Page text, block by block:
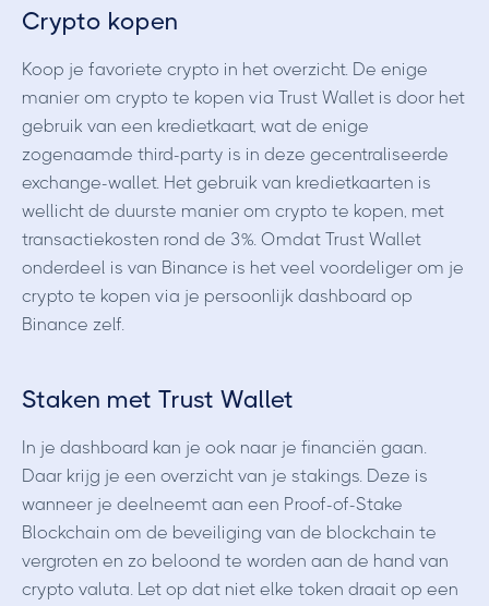
Crypto kopen
Koop je favoriete crypto in het overzicht. De enige
manier om crypto te kopen via Trust Wallet is door het
gebruik van een kredietkaart, wat de enige
zogenaamde third-party is in deze gecentraliseerde
exchange-wallet. Het gebruik van kredietkaarten is
wellicht de duurste manier om crypto te kopen, met
transactiekosten rond de 3%. Omdat Trust Wallet
onderdeel is van Binance is het veel voordeliger om je
crypto te kopen via je persoonlijk dashboard op
Binance zelf.
Staken met Trust Wallet
In je dashboard kan je ook naar je financiën gaan.
Daar krijg je een overzicht van je stakings. Deze is
wanneer je deelneemt aan een Proof-of-Stake
Blockchain om de beveiliging van de blockchain te
vergroten en zo beloond te worden aan de hand van
crypto valuta. Let op dat niet elke token draait op een